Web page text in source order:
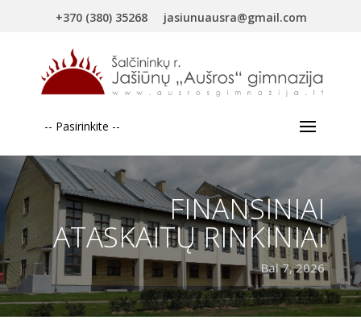
+370 (380) 35268 jasiunuausra@gmail.com
-- Pasirinkite --
FINANSINIAI
ATASKAITŲ RINKINIAI
Bal 7, 2026